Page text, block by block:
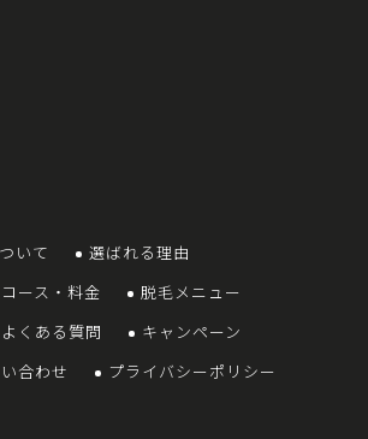
いて
選ばれる理由
コース・料金
脱毛メニュー
よくある質問
キャンペーン
合わせ プライバシーポリシー